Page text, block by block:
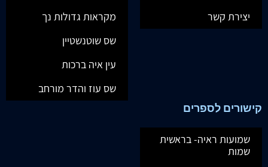
יצירת קשר
מקראות גדולות נך
שס שוטנשטיין
עין איה ברכות
שס עוז והדר מורחב
קישורים לספרים
שמועות ראיה- בראשית
שמות